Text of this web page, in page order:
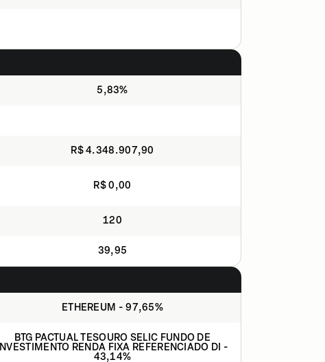
5,83%
R$ 4.348.907,90
R$ 0,00
120
39,95
ETHEREUM - 97,65%
BTG PACTUAL TESOURO SELIC FUNDO DE
INVESTIMENTO RENDA FIXA REFERENCIADO DI -
43,14%